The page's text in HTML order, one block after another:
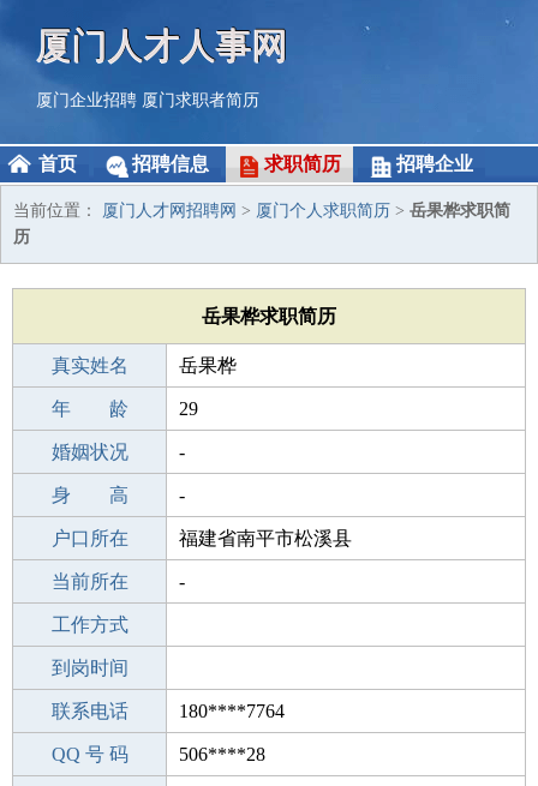
厦门人才人事网
厦门企业招聘 厦门求职者简历
首页 招聘信息 求职简历 招聘企业
当前位置： 厦门人才网招聘网 > 厦门个人求职简历 > 岳果桦求职简
历
岳果桦求职简历
真实姓名 岳果桦
性 别 男
年 龄 29
出生年月 1997-12-08
婚姻状况 -
学 历 中专
身 高 -
毕业学校 博兴县职业中专
户口所在 福建省南平市松溪县
所学专业 -
当前所在 -
工作经验
工作方式
驾 照
到岗时间
期望月薪
联系电话 180****7764
手机号码 180****7764
QQ 号 码 506****28